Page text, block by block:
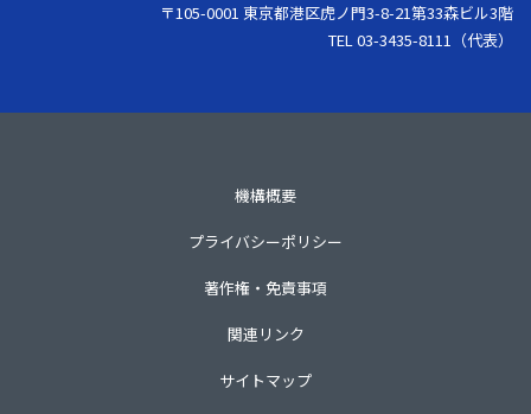
〒105-0001 東京都港区虎ノ門3-8-21第33森ビル3階
TEL 03-3435-8111（代表）
機構概要
プライバシーポリシー
著作権・免責事項
関連リンク
サイトマップ